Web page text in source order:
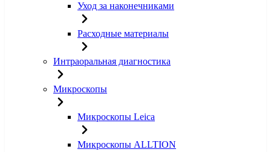
Уход за наконечниками
Расходные материалы
Интраоральная диагностика
Микроскопы
Микроскопы Leica
Микроскопы ALLTION